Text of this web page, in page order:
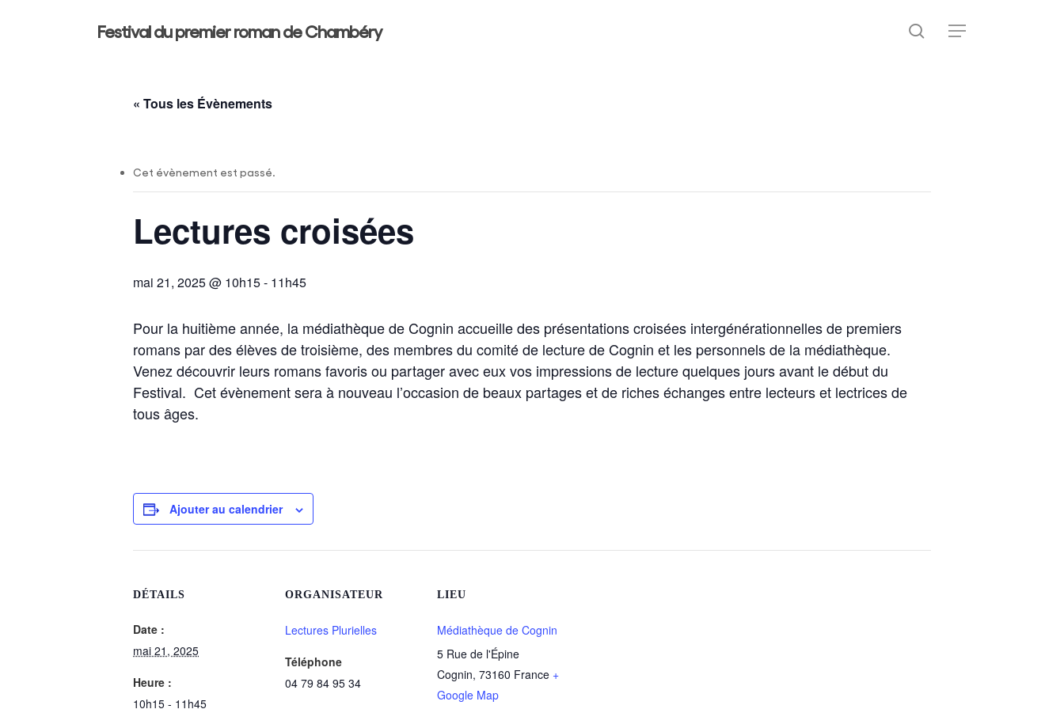
Hit enter to search or ESC to close
Festival du premier roman de Chambéry search
Menu
« Tous les Évènements
Cet évènement est passé.
Lectures croisées
mai 21, 2025 @ 10h15- 11h45
Pour la huitième année, la médiathèque de Cognin accueille des présentations croisées intergénérationnelles de premiers
romans par des élèves de troisième, des membres du comité de lecture de Cognin et les personnels de la médiathèque.
Venez découvrir leurs romans favoris ou partager avec eux vos impressions de lecture quelques jours avant le début du
Festival. Cet évènement sera à nouveau l’occasion de beaux partages et de riches échanges entre lecteurs et lectrices de
tous âges.
Ajouter au calendrier
DÉTAILS
Date :
mai 21, 2025
Heure :
10h15 - 11h45
ORGANISATEUR
Lectures Plurielles
Téléphone
04 79 84 95 34
LIEU
Médiathèque de Cognin
5 Rue de l'Épine
Cognin, 73160 France +
Google Map